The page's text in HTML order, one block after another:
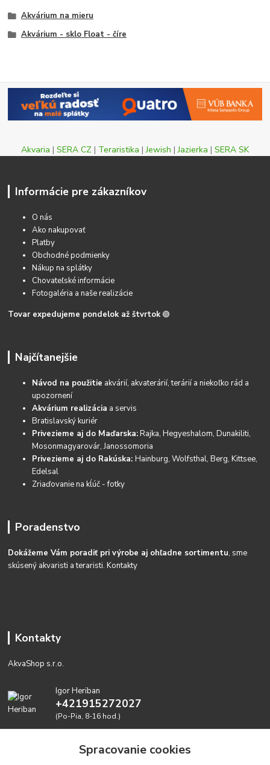
Akvárium na mieru
Akvárium - sklo Float - číre
Akvaria | SERA CZ | Teraristika |Jewish |Jazierka | SERA SK
Informácie pre zákazníkov
O nás
Ako nakupovať
Platby
Obchodné podmienky
Nákup na splátky
Chovateľské informácie
Fotogaléria a naše realizácie
Tovar expedujeme pondelok až štvrtok 🟢
Najčítanejšie
Návod na použitie akvárií, akvaterárií, terárií a niekoľko rád a
upozornení
Akvárium realizácia a servis
Bratislavský kuriér
Privezieme aj do Maďarska:Rajka, Hegyeshalom, Dunakiliti,
Mosonmagyarovár, Janossomoria
Privezieme aj do Rakúska:Hainburg, Wolfsthal, Berg, Kittsee,
Edelsal
Zriaďovanie na kĺúč - fotky
Poradenstvo
Dokážeme Vám poradiť pri výrobe aj ohľadne sortimentu, sme
skúsený akvaristi a teraristi.Kontakty
Kontakty
AkvaShop s.r.o.
Igor Heriban
+421915272027
(Po-Pia, 8-16 hod.)
Spracovanie cookies